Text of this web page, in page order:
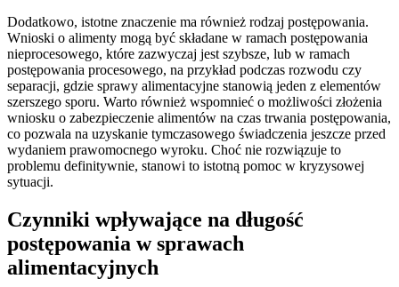
Dodatkowo, istotne znaczenie ma również rodzaj postępowania.
Wnioski o alimenty mogą być składane w ramach postępowania
nieprocesowego, które zazwyczaj jest szybsze, lub w ramach
postępowania procesowego, na przykład podczas rozwodu czy
separacji, gdzie sprawy alimentacyjne stanowią jeden z elementów
szerszego sporu. Warto również wspomnieć o możliwości złożenia
wniosku o zabezpieczenie alimentów na czas trwania postępowania,
co pozwala na uzyskanie tymczasowego świadczenia jeszcze przed
wydaniem prawomocnego wyroku. Choć nie rozwiązuje to
problemu definitywnie, stanowi to istotną pomoc w kryzysowej
sytuacji.
Czynniki wpływające na długość
postępowania w sprawach
alimentacyjnych